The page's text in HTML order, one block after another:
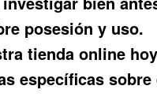
posesión y uso.
tienda online
específicas